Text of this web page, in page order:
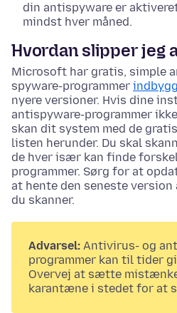
din antispyware er
mindst hver måned.
Hvordan slipper jeg
Microsoft har gratis, simple
spyware-programmer
nyere versioner. Hvis dine
antispyware-programmer
skan dit system med de
listen herunder. Du skal
de hver især kan finde
programmer. Sørg for at
at hente den seneste version
du skanner.
Advarsel: Antivirus- og
programmer kan til tider
Overvej at sætte
karantæne i stedet for at